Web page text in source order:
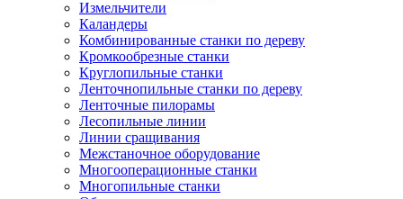
Измельчители
Каландеры
Комбинированные станки по дереву
Кромкообрезные станки
Круглопильные станки
Ленточнопильные станки по дереву
Ленточные пилорамы
Лесопильные линии
Линии сращивания
Межстаночное оборудование
Многооперационные станки
Многопильные станки